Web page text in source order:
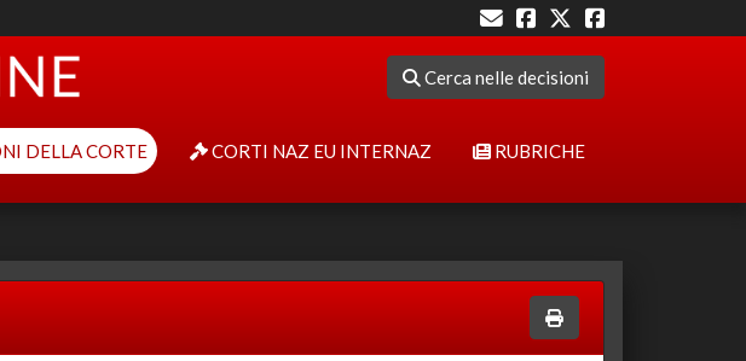
Cerca nelle decisioni
DELLA CORTE CORTI NAZ EU INTERNAZ RUBRICHE